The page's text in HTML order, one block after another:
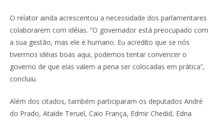
O relator ainda acrescentou a necessidade dos parlamentares
colaborarem com idéias. “O governador está preocupado com
a sua gestão, mas ele é humano. Eu acredito que se nós
tivermos idéias boas aqui, podemos tentar convencer o
governo de que elas valem a pena ser colocadas em prática”,
concluiu.
Além dos citados, também participaram os deputados André
do Prado, Ataide Teruel, Caio França, Edmir Chedid, Edna